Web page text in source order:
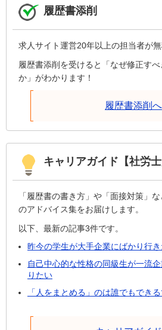
履歴書添削
求人サイト運営20年以上の担当者が無
履歴書添削を受けると「なぜ修正す
か」がわかります！
履歴書添削へ
キャリアガイド【社労士
「履歴書の書き方」や「面接対策」
のアドバイス集をお届けします。
以下、最新の記事3件です。
昨今の学生が大手企業にばかり行
自己中心的な性格の同級生が一流
りたい
「人をまとめる」のは誰でもでき